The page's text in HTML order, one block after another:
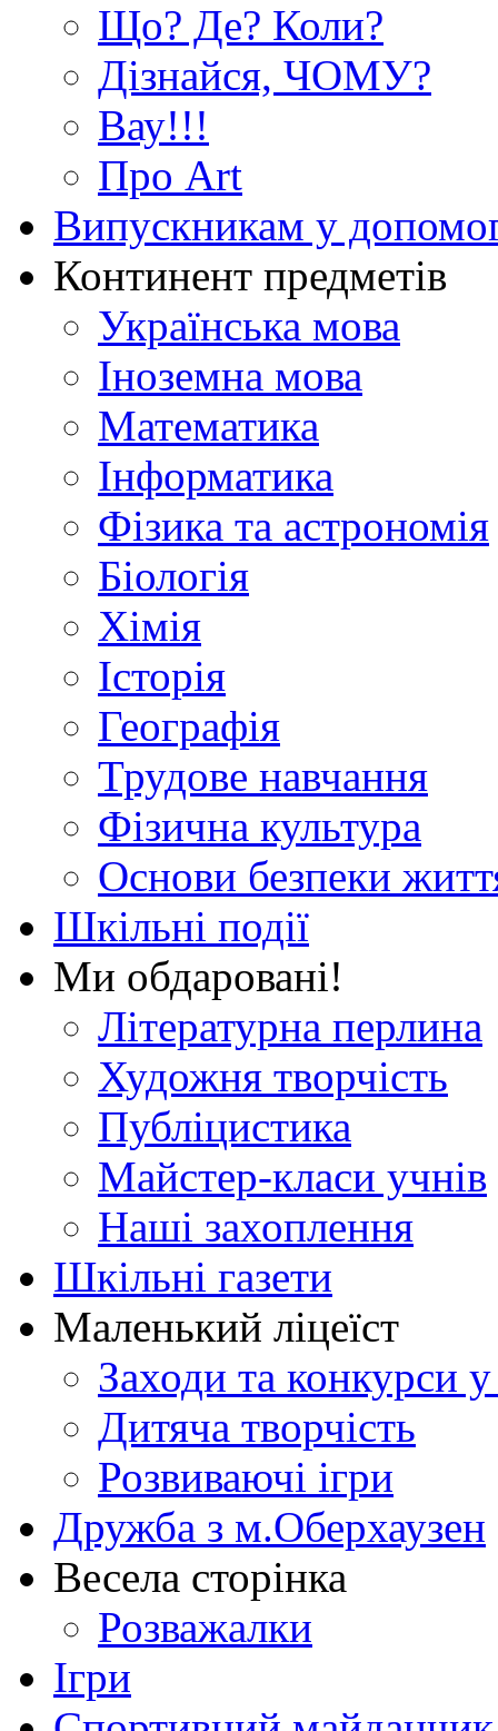
Що? Де? Коли?
Дізнайся, ЧОМУ?
Вау!!!
Про Art
Випускникам у
Континент предметів
Українська мова
Іноземна мова
Математика
Інформатика
Фізика та астрономія
Біологія
Хімія
Історія
Географія
Трудове навчання
Фізична культура
Основи безпеки
Шкільні події
Ми обдаровані!
Літературна перлина
Художня творчість
Публіцистика
Майстер-класи учнів
Наші захоплення
Шкільні газети
Маленький ліцеїст
Заходи та конкурси у
Дитяча творчість
Розвиваючі ігри
Дружба з м.Оберхаузен
Весела сторінка
Розважалки
Ігри